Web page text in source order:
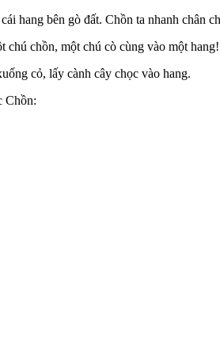
hang bên gò đất. Chồn ta nhanh chân
chú chồn, một chú cò cùng vào một
cỏ, lấy cành cây chọc vào hang.
Chồn: